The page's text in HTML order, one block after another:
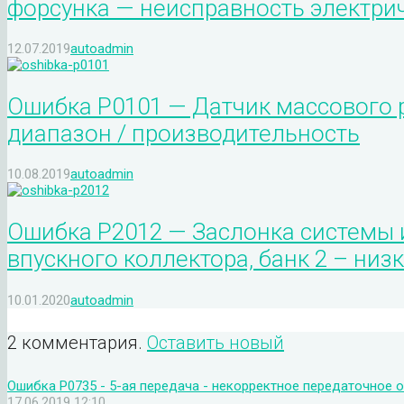
форсунка — неисправность
12.07.2019autoadmin
Ошибка P0101 — Датчик массового
диапазон / производительность
10.08.2019autoadmin
Ошибка P2012 — Заслонка системы
впускного коллектора, банк 2 –
10.01.2020autoadmin
2 комментария. Оставить новый
Ошибка P0735 - 5-ая передача - некорректное передаточное